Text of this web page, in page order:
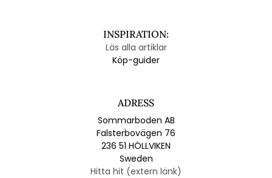
INSPIRATION:
Läs alla artiklar
Köp-guider
ADRESS
Sommarboden AB
Falsterbovägen 76
236 51 HÖLLVIKEN
Sweden
Hitta hit (extern länk)